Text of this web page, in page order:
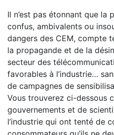
Il n’est pas étonnant que la
confus, ambivalents ou
dangers des CEM, compte
la propagande et de la
secteur des
favorables à l’industrie…
de campagnes de
Vous trouverez ci-dessous
gouvernements et de
l’industrie qui ont tenté de